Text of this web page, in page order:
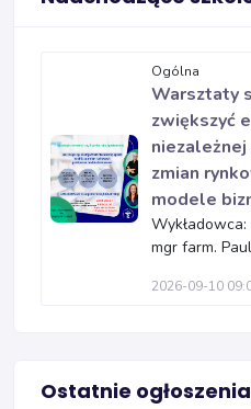
Ogólna
Warsztaty
zwiększyć
zmian
modele
mgr farm.
2026-09-10
Ostatnie ogłoszenia